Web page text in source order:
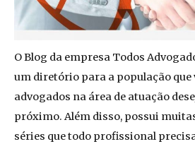
O Blog da empresa Todos
um diretório para a população que
advogados na área de atuação
próximo. Além disso, possui
séries que todo profissional